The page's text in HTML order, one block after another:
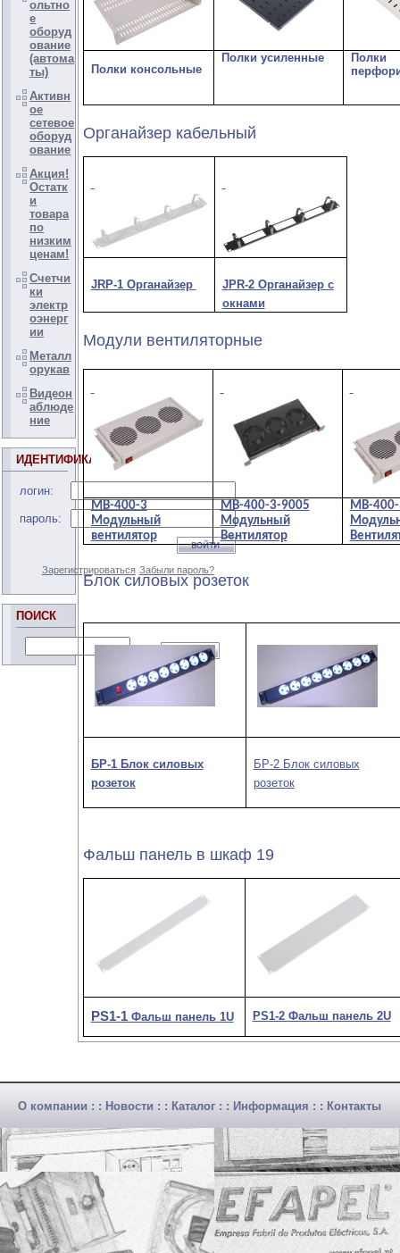
ольтно
е
оборуд
ование
(автома
ты)
Активн
ое
сетевое
оборуд
ование
Акция!
Остатк
и
товара
по
низким
ценам!
Счетчи
ки
электр
оэнерг
ии
Металл
орукав
Видеон
аблюде
ние
ИДЕНТИФИКАЦИЯ
логин:
пароль:
Зарегистрироваться Забыли пароль?
ПОИСК
Полки консольные
Полки усиленные
Полки
Органайзер кабельный
JRP-1 Органайзер
JPR-2 Органайзер с
окнами
Модули вентиляторные
МВ-400-3
Модульный
вентилятор
МВ-400-3-9005
Модульный
Вентилятор
МВ-
Блок силовых розеток
БР-1 Блок силовых
розеток
БР-2 Блок силовых
розеток
Фальш панель в шкаф 19
PS1-1 Фальш панель 1U PS1-2 Фальш панель 2U
О компании : : Новости : : Каталог : : Информация : : Контакты